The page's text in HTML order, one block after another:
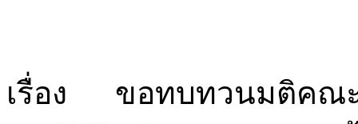
เรื่อง ขอทบทวนมติคณะ